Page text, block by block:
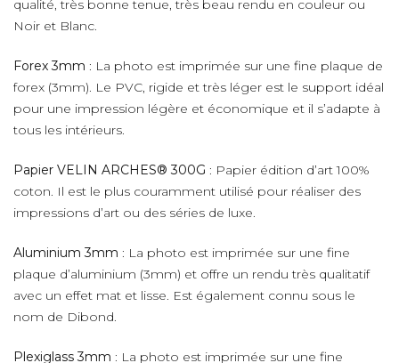
qualité, très bonne tenue, très beau rendu en couleur ou
Noir et Blanc.
Forex 3mm : La photo est imprimée sur une fine plaque de
forex (3mm). Le PVC, rigide et très léger est le support idéal
pour une impression légère et économique et il s’adapte à
tous les intérieurs.
Papier VELIN ARCHES® 300G : Papier édition d’art 100%
coton. Il est le plus couramment utilisé pour réaliser des
impressions d’art ou des séries de luxe.
Aluminium 3mm : La photo est imprimée sur une fine
plaque d’aluminium (3mm) et offre un rendu très qualitatif
avec un effet mat et lisse. Est également connu sous le
nom de Dibond.
Plexiglass 3mm : La photo est imprimée sur une fine